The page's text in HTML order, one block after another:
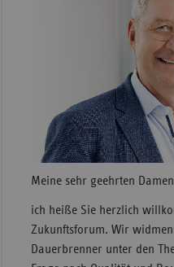
Meine sehr geehrten
ich heiße Sie herzlich
Zukunftsforum. Wir
Dauerbrenner unter den